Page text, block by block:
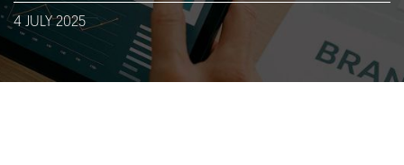
Lo que hacemos
4 JULY 2025